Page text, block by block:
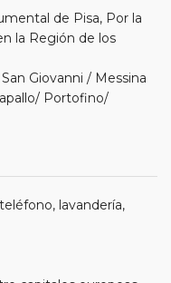
de Pisa, Por la
la Región de los
Giovanni / Messina
Portofino/
lavandería,